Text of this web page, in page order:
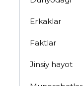
Erkaklar
Faktlar
Jinsiy hayot